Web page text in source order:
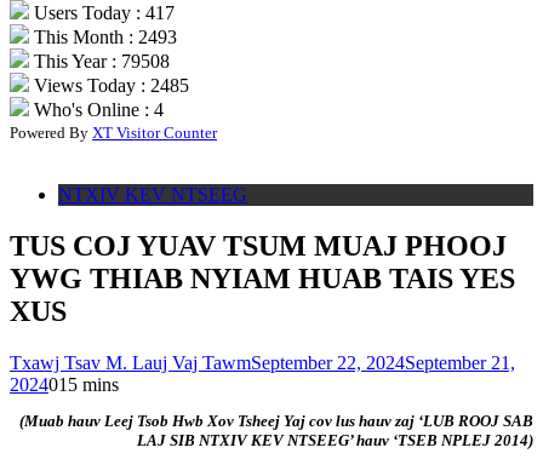
Users Today : 417
This Month : 2493
This Year : 79508
Views Today : 2485
Who's Online : 4
Powered By XT Visitor Counter
NTXIV KEV NTSEEG
TUS COJ YUAV TSUM MUAJ PHOOJ
YWG THIAB NYIAM HUAB TAIS YES
XUS
Txawj Tsav M. Lauj Vaj TawmSeptember 22, 2024September 21,
2024015 mins
(Muab hauv Leej Tsob Hwb Xov Tsheej Yaj cov lus hauv zaj ‘LUB ROOJ SAB
LAJ SIB NTXIV KEV NTSEEG’ hauv ‘TSEB NPLEJ 2014)